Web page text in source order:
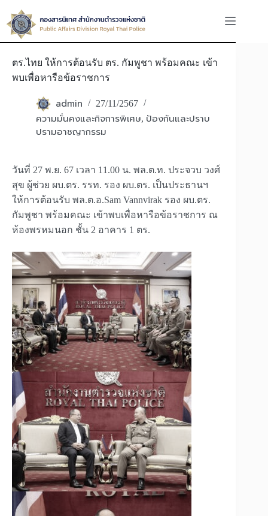
to
content
ตร.ไทย ให้การต้อนรับ ตร. กัมพูชา พร้อมคณะ เข้า
พบเพื่อหารือข้อราชการ
admin 27/11/2567
ความมั่นคงและกิจการพิเศษ, ป้องกันและปราบ
ปรามอาชญากรรม
วันที่ 27 พ.ย. 67 เวลา 11.00 น. พล.ต.ท. ประจวบ วงศ์
สุข ผู้ช่วย ผบ.ตร. รรท. รอง ผบ.ตร. เป็นประธานฯ
ให้การต้อนรับ พล.ต.อ.Sam Vannvirak รอง ผบ.ตร.
กัมพูชา พร้อมคณะ เข้าพบเพื่อหารือข้อราชการ ณ
ห้องพรหมนอก ชั้น 2 อาคาร 1 ตร.